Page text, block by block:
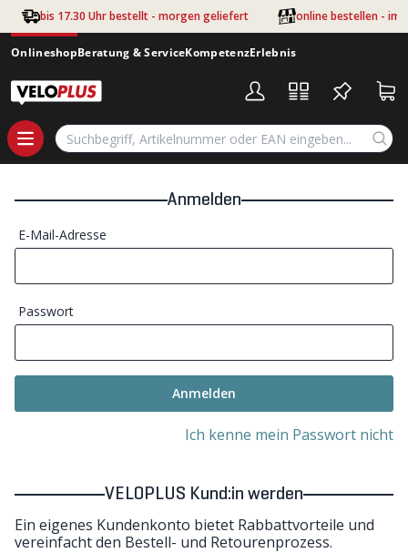
Zum Hauptinhalt springen
bis 17.30 Uhr bestellt - morgen geliefert online bestellen - im
OnlineshopBeratung & ServiceKompetenzErlebnis
Anmelden
E-Mail-Adresse
Passwort
Anmelden
Ich kenne mein Passwort nicht
VELOPLUS Kund:in werden
Ein eigenes Kundenkonto bietet Rabbattvorteile und
vereinfacht den Bestell- und Retourenprozess.